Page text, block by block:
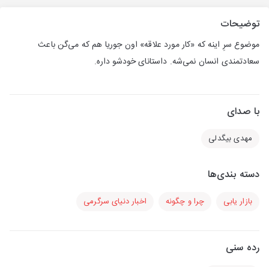
توضیحات
موضوع سرِ اینه که «کار مورد علاقه» اون جوریا هم که می‌گن باعث
سعادتمندی انسان نمی‌شه. داستانای خودشو داره.
با صدای
مهدی بیگدلی
دسته بندی‌ها
بازار یابی چرا و چگونه اخبار دنیای سرگرمی
رده سنی